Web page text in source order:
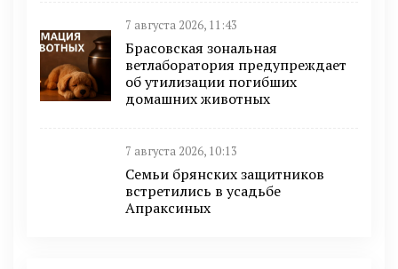
7 августа 2026, 11:43
Брасовская зональная
ветлаборатория предупреждает
об утилизации погибших
домашних животных
7 августа 2026, 10:13
Семьи брянских защитников
встретились в усадьбе
Апраксиных